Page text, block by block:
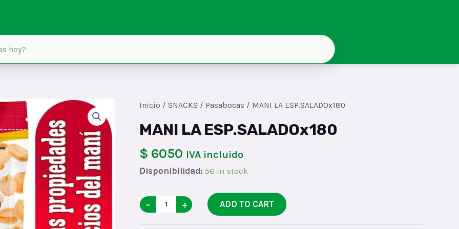
Inicio / SNACKS / Pasabocas / MANI LA ESP.SALADOx180
MANI LA ESP.SALADOx180
$ 6050 IVA incluido
Disponibilidad: 56 in stock
MANI
LA
− + ADD TO CART